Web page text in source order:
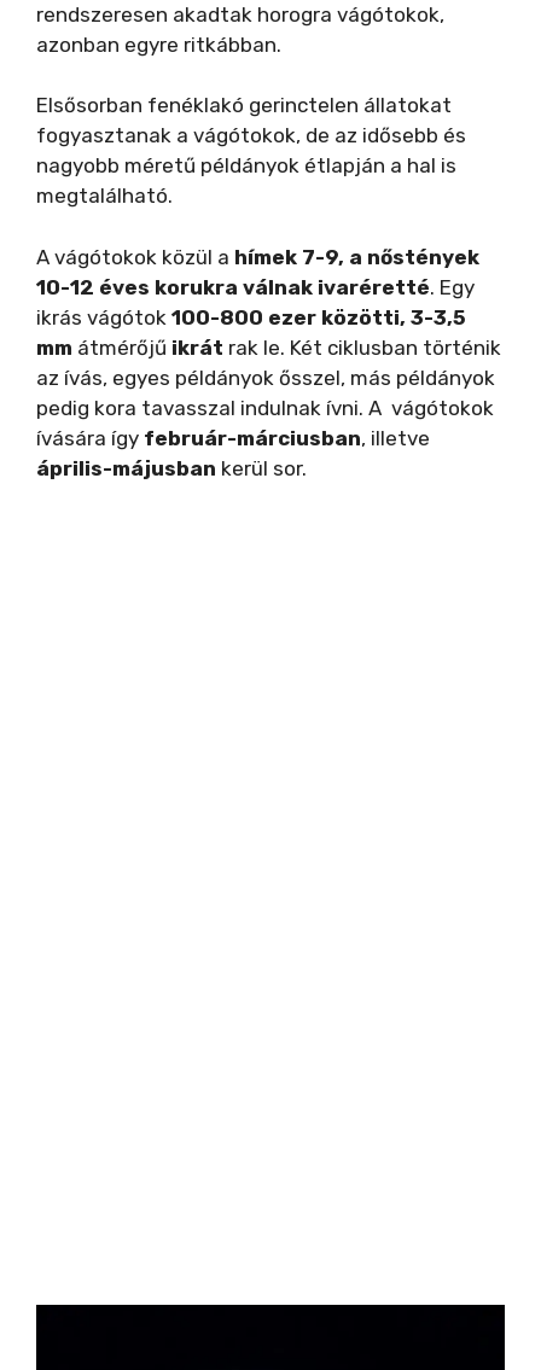
rendszeresen akadtak horogra vágótokok,
azonban egyre ritkábban.
Elsősorban fenéklakó gerinctelen állatokat
fogyasztanak a vágótokok, de az idősebb és
nagyobb méretű példányok étlapján a hal is
megtalálható.
A vágótokok közül a hímek 7-9, a nőstények
10-12 éves korukra válnak ivaréretté. Egy
ikrás vágótok 100-800 ezer közötti, 3-3,5
mm átmérőjű ikrát rak le. Két ciklusban történik
az ívás, egyes példányok ősszel, más példányok
pedig kora tavasszal indulnak ívni. A vágótokok
ívására így február-márciusban, illetve
április-májusban kerül sor.